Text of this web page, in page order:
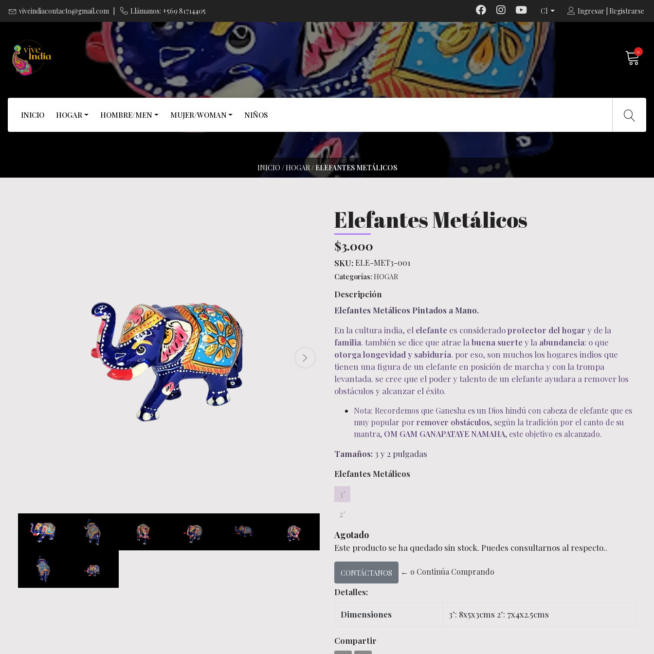
viveindiacontacto@gmail.com Llámanos: +569 81714405 Cl Ingresar | Registrarse
0
INICIO HOGAR HOMBRE/MEN MUJER/WOMAN NIÑOS
INICIO /HOGAR/ ELEFANTES METÁLICOS
Elefantes Metálicos
$3.000
SKU: ELE-MET3-001
Categorías: HOGAR
Descripción
Elefantes Metálicos Pintados a Mano.
En la cultura india, el elefante es consideradoprotector del hogar y de la
familia. también se dice que atrae la buena suertey la abundancia: o que
otorga longevidad y sabiduría. por eso, son muchos los hogares indios que
tienen una figura de un elefante en posición de marcha y con la trompa
levantada. se cree que el poder y talento de un elefante ayudara a remover los
obstáculos y alcanzar el éxito.
Nota: Recordemos que Ganesha es un Dios hindú con cabeza de elefante que es
muy popular por remover obstáculos, según la tradición por el canto de su
mantra, OM GAM GANAPATAYE NAMAHA, este objetivo es alcanzado.
Tamaños: 3 y 2 pulgadas
Elefantes Metálicos
3"
2"
Agotado
Este producto se ha quedado sin stock. Puedes consultarnos al respecto..
CONTÁCTANOS ← o Continúa Comprando
Detalles:
Dimensiones 3": 8x5x3cms 2": 7x4x2.5cms
Compartir